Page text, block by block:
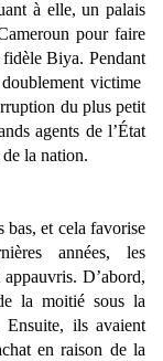
à elle, un palais
pour faire
Biya. Pendant
victime
du plus petit
agents de l’État
la nation.
bas, et cela favorise
années, les
D’abord,
la moitié sous la
Ensuite, ils avaient
en raison de la